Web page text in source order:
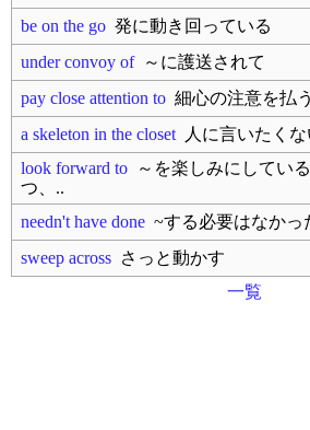
be on the go 発に動き回っている
under convoy of～に護送されて
pay close attention to 細心の注意を払う
a skeleton in the closet 人に言いたく
look forward to ～を楽しみにしてい
つ、..
needn't have done ~する必要はなかっ
sweep across さっと動かす
一覧